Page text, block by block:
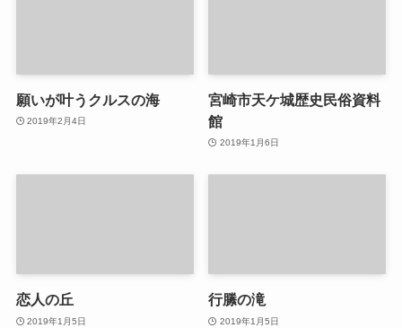
願いが叶うクルスの海
2019年2月4日
宮崎市天ケ城歴史民俗資料
館
2019年1月6日
恋人の丘
2019年1月5日
行縢の滝
2019年1月5日